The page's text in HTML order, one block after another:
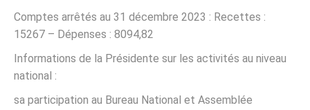
Comptes arrêtés au 31 décembre 2023 : Recettes :
15267 – Dépenses : 8094,82
Informations de la Présidente sur les activités au niveau
national :
sa participation au Bureau National et Assemblée